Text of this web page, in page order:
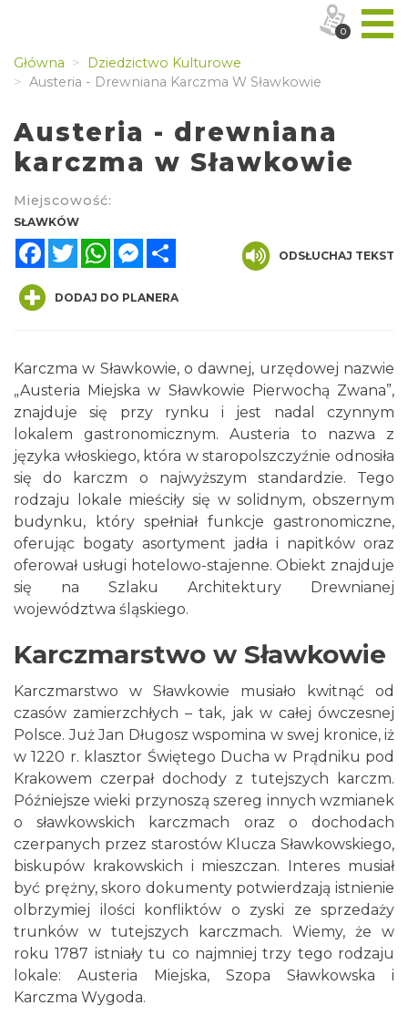
Główna
Dziedzictwo Kulturowe
Austeria - Drewniana Karczma W Sławkowie
Austeria - drewniana
karczma w Sławkowie
Miejscowość:
SŁAWKÓW
FacebookTwitterWhatsAppMessenger
ODSŁUCHAJ TEKST
DODAJ DO PLANERA
Karczma w Sławkowie, o dawnej, urzędowej nazwie
„Austeria Miejska w Sławkowie Pierwochą Zwana”,
znajduje się przy rynku i jest nadal czynnym
lokalem gastronomicznym. Austeria to nazwa z
języka włoskiego, która w staropolszczyźnie odnosiła
się do karczm o najwyższym standardzie. Tego
rodzaju lokale mieściły się w solidnym, obszernym
budynku, który spełniał funkcje gastronomiczne,
oferując bogaty asortyment jadła i napitków oraz
oferował usługi hotelowo-stajenne. Obiekt znajduje
się na Szlaku Architektury Drewnianej
województwa śląskiego.
Karczmarstwo w Sławkowie
Karczmarstwo w Sławkowie musiało kwitnąć od
czasów zamierzchłych – tak, jak w całej ówczesnej
Polsce. Już Jan Długosz wspomina w swej kronice, iż
w 1220 r. klasztor Świętego Ducha w Prądniku pod
Krakowem czerpał dochody z tutejszych karczm.
Późniejsze wieki przynoszą szereg innych wzmianek
o sławkowskich karczmach oraz o dochodach
czerpanych przez starostów Klucza Sławkowskiego,
biskupów krakowskich i mieszczan. Interes musiał
być prężny, skoro dokumenty potwierdzają istnienie
olbrzymiej ilości konfliktów o zyski ze sprzedaży
trunków w tutejszych karczmach. Wiemy, że w
roku 1787 istniały tu co najmniej trzy tego rodzaju
lokale: Austeria Miejska, Szopa Sławkowska i
Karczma Wygoda.
0